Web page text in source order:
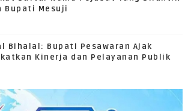
Bupati Mesuji
Bihalal: Bupati Pesawaran Ajak
Kinerja dan Pelayanan Publik